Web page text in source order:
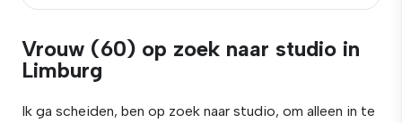
Vrouw (60) op zoek naar studio in
Limburg
Ik ga scheiden, ben op zoek naar studio, om alleen in te